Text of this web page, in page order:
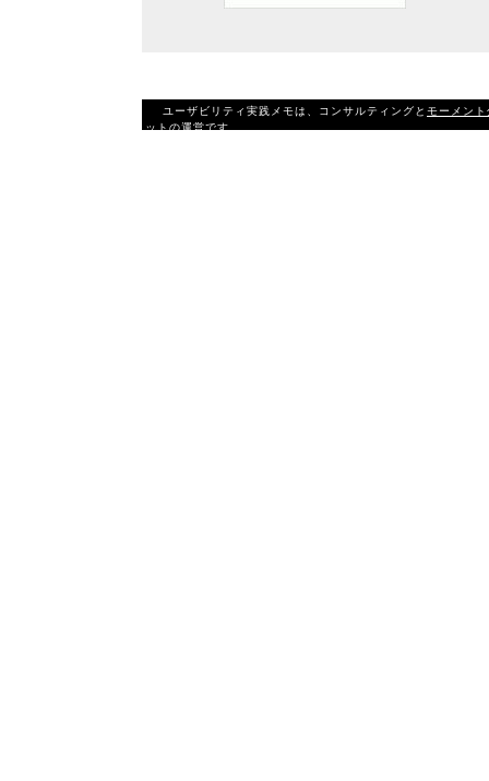
ユーザビリティ実践メモは、コンサルティングと モーメン
ットの運営です